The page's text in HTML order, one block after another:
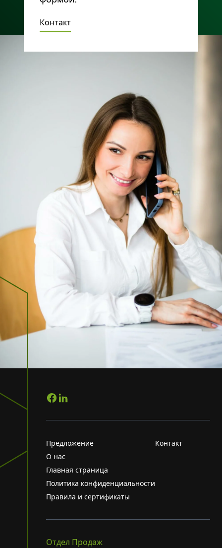
Контакт
Предложение
О нас
Главная страница
Политика конфиденциальности
Правила и сертификаты
Контакт
Отдел Продаж